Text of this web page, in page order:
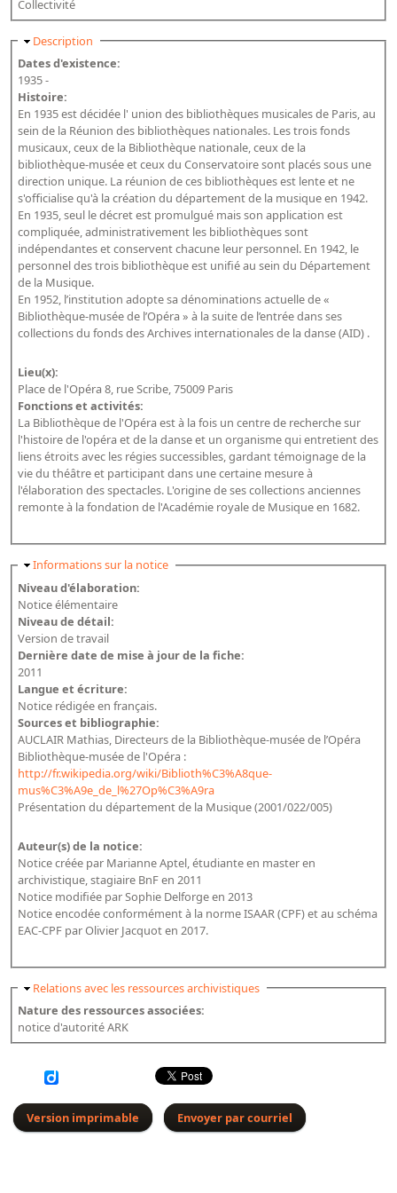
Bibliographie historique de la Bibliothèque nationale de
Dictionnaire de la BnF
Dictionnaire BnF : recherche avancée
Dictionnaire BnF : index
Dictionnaire des fonds spéciaux et des principales collections et
provenances
Recherche de fonds, collections et provenances
L'histoire de la BnF en objets
Explorer
Organigrammes de la bibliothèque
Rapports d'activité de la Bibliothèque
Répertoire
Répertoire des catalogues d'expositions
Répertoire des catalogues
Répertoire des manuscrits du XXe siècle
Publications
Guides des sources publiés
Ouvrages et documents sur la BnF numérisés dans Gallica
Revue de la Bibliothèque nationale de France
Directeurs de la Bibliothèque nationale du XIVe siècle à nos jours
Listes et biographies des directeurs de départements
Implantations de la Bibliothèque nationale de France
Le fil de l'histoire (frise chonologique)
La Bibliothèque nationale de France à livre ouvert
Richelieu, Bibliothèques - Musée - Galeries
Gallica - Son histoire
Dépôt de la Commission de récupération artistique
Appels
Appel à chercheurs : bourse Comité d’histoire de la BnF
Appel à projets
Faire une suggestion de recherche
Fournir un témoignage et/ou un document
Collectivité
Masquer
Description
Dates d'existence:
1935 -
Histoire:
En 1935 est décidée l' union des bibliothèques musicales de Paris, au
sein de la Réunion des bibliothèques nationales. Les trois fonds
musicaux, ceux de la Bibliothèque nationale, ceux de la
bibliothèque-musée et ceux du Conservatoire sont placés sous une
direction unique. La réunion de ces bibliothèques est lente et ne
s'officialise qu'à la création du département de la musique en 1942.
En 1935, seul le décret est promulgué mais son application est
compliquée, administrativement les bibliothèques sont
indépendantes et conservent chacune leur personnel. En 1942, le
personnel des trois bibliothèque est unifié au sein du Département
de la Musique.
En 1952, l’institution adopte sa dénominations actuelle de «
Bibliothèque-musée de l’Opéra » à la suite de l’entrée dans ses
collections du fonds des Archives internationales de la danse (AID) .
Lieu(x):
Place de l'Opéra 8, rue Scribe, 75009 Paris
Fonctions et activités:
La Bibliothèque de l'Opéra est à la fois un centre de recherche sur
l'histoire de l'opéra et de la danse et un organisme qui entretient des
liens étroits avec les régies successibles, gardant témoignage de la
vie du théâtre et participant dans une certaine mesure à
l'élaboration des spectacles. L'origine de ses collections anciennes
remonte à la fondation de l'Académie royale de Musique en 1682.
Masquer
Informations sur la notice
Niveau d'élaboration:
Notice élémentaire
Niveau de détail:
Version de travail
Dernière date de mise à jour de la fiche:
2011
Langue et écriture:
Notice rédigée en français.
Sources et bibliographie:
AUCLAIR Mathias, Directeurs de la Bibliothèque-musée de l’Opéra
Bibliothèque-musée de l'Opéra :
http://fr.wikipedia.org/wiki/Biblioth%C3%A8que-
mus%C3%A9e_de_l%27Op%C3%A9ra
Présentation du département de la Musique (2001/022/005)
Auteur(s) de la notice:
Notice créée par Marianne Aptel, étudiante en master en
archivistique, stagiaire BnF en 2011
Notice modifiée par Sophie Delforge en 2013
Notice encodée conformément à la norme ISAAR (CPF) et au schéma
EAC-CPF par Olivier Jacquot en 2017.
Masquer
Relations avec les ressources archivistiques
Nature des ressources associées:
notice d'autorité ARK
Version imprimable Envoyer par courriel